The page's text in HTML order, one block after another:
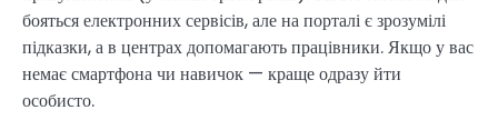
бояться електронних сервісів, але на порталі є зрозумілі
підказки, а в центрах допомагають працівники. Якщо у вас
немає смартфона чи навичок — краще одразу йти
особисто.